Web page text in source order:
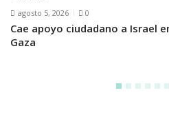
agosto 5, 2026 0
Cae apoyo ciudadano a Israel
Gaza